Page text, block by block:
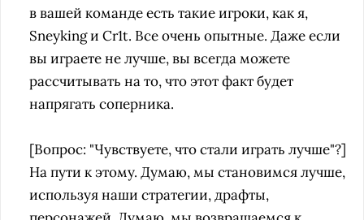
в вашей команде есть такие игроки, как я,
Sneyking и Cr1t. Все очень опытные. Даже если
вы играете не лучше, вы всегда можете
рассчитывать на то, что этот факт будет
напрягать соперника.
[Вопрос: "Чувствуете, что стали играть лучше"?]
На пути к этому. Думаю, мы становимся лучше,
используя наши стратегии, драфты,